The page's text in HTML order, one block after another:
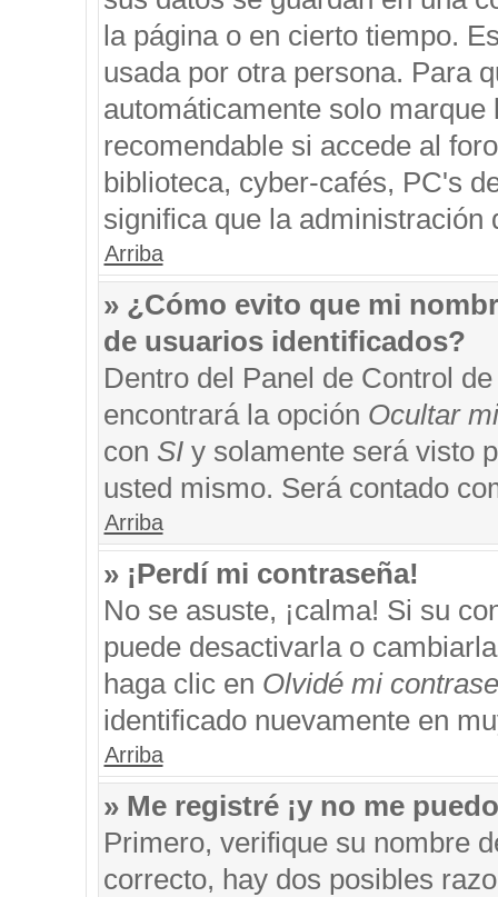
la página o en cierto tiempo.
usada por otra persona. Para
automáticamente solo
recomendable si accede al
biblioteca, cyber-cafés, PC's
significa que la administración
Arriba
» ¿Cómo evito que mi
de usuarios identificados?
Dentro del Panel de Control
encontrará la opción Ocultar
con SIy solamente será visto
usted mismo. Será contado
Arriba
» ¡Perdí mi contraseña!
No se asuste, ¡calma! Si su
puede desactivarla o
haga clic en Olvidé mi
identificado nuevamente en
Arriba
» Me registré ¡y no me
Primero, verifique su nombre
correcto, hay dos posibles